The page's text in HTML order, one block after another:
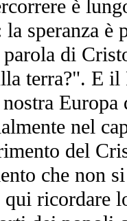
è
speranza
parola di
terra?". E
nel
del
che non
ricordare